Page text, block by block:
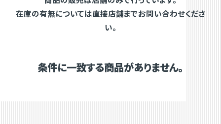
在庫の有無については直接店舗までお問い合わせくださ
い。
条件に一致する商品がありません。